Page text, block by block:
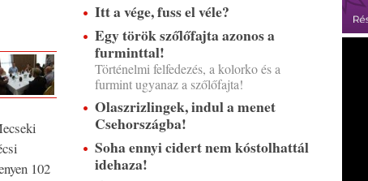
102
Itt a vége, fuss el véle?
Egy török szőlőfajta azonos a
furminttal!
Történelmi felfedezés, a kolorko és a
furmint ugyanaz a szőlőfajta!
Olaszrizlingek, indul a menet
Csehországba!
Soha ennyi cidert nem kóstolhattál
idehaza!